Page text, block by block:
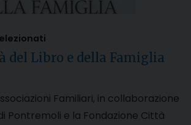
del Libro e della Famiglia
Familiari, in collaborazione
Pontremoli e la Fondazione Città